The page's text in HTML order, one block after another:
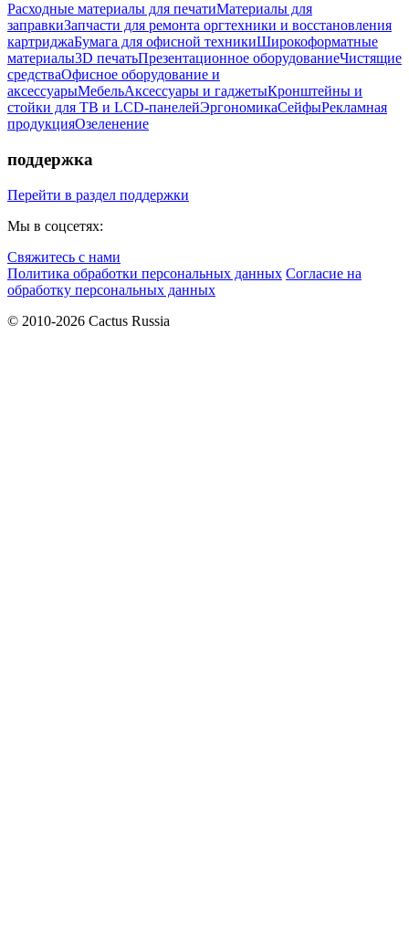
Расходные материалы для печатиМатериалы для
заправкиЗапчасти для ремонта оргтехники и восстановления
картриджаБумага для офисной техникиШирокоформатные
материалы3D печатьПрезентационное оборудованиеЧистящие
средстваОфисное оборудование и
аксессуарыМебельАксессуары и гаджетыКронштейны и
стойки для ТВ и LCD-панелейЭргономикаСейфыРекламная
продукцияОзеленение
поддержка
Перейти в раздел поддержки
Мы в соцсетях:
Свяжитесь с нами
Политика обработки персональных данных Согласие на
обработку персональных данных
© 2010-2026 Cactus Russia